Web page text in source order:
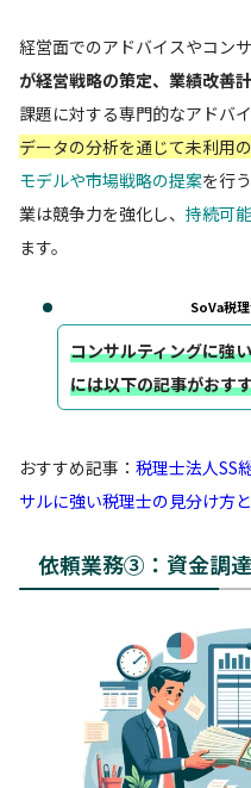
経営面でのアドバイスやコン
が経営戦略の策定、業績改善
課題に対する専門的なアドバ
データの分析を通じて未利用
モデルや市場戦略の提案を行
業は競争力を強化し、 持続可
ます。
SoVa税
コンサルティングに強
には以下の記事がおす
おすすめ記事： 税理士法人SS
サルに強い税理士の見分け方と
依頼業務③：資金調